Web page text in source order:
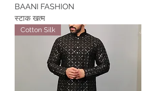
BAANI FASHION
स्टाक खत्म
Cotton Silk